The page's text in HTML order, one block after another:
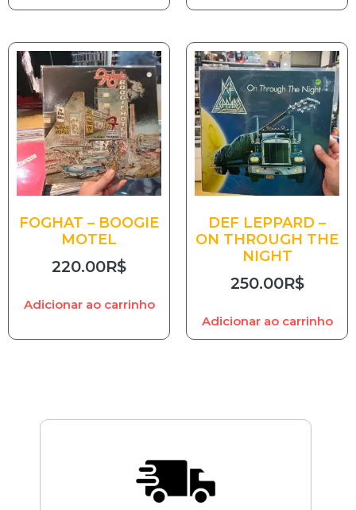
FOGHAT – BOOGIE
MOTEL
220.00R$
Adicionar ao carrinho
DEF LEPPARD –
ON THROUGH THE
NIGHT
250.00R$
Adicionar ao carrinho